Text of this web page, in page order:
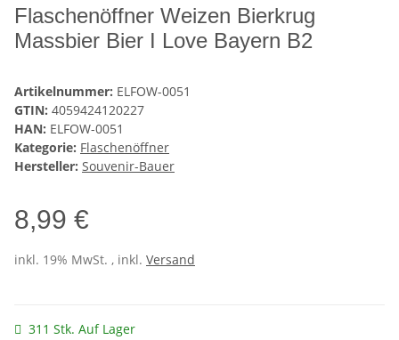
Flaschenöffner Weizen Bierkrug
Massbier Bier I Love Bayern B2
Artikelnummer: ELFOW-0051
GTIN: 4059424120227
HAN: ELFOW-0051
Kategorie: Flaschenöffner
Hersteller: Souvenir-Bauer
8,99 €
inkl. 19% MwSt. , inkl. Versand
311 Stk. Auf Lager